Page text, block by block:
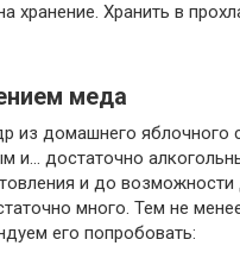
хранение. Хранить в
меда
из домашнего яблочного
и… достаточно
и до возможности
много. Тем не
его попробовать: